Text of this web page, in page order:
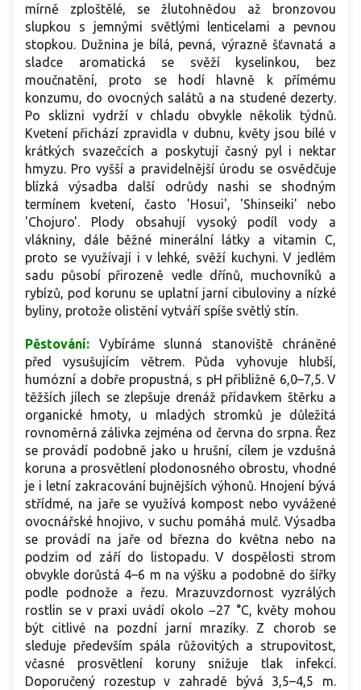
mírně zploštělé, se žlutohnědou až bronzovou
slupkou s jemnými světlými lenticelami a pevnou
stopkou. Dužnina je bílá, pevná, výrazně šťavnatá a
sladce aromatická se svěží kyselinkou, bez
moučnatění, proto se hodí hlavně k přímému
konzumu, do ovocných salátů a na studené dezerty.
Po sklizni vydrží v chladu obvykle několik týdnů.
Kvetení přichází zpravidla v dubnu, květy jsou bílé v
krátkých svazečcích a poskytují časný pyl i nektar
hmyzu. Pro vyšší a pravidelnější úrodu se osvědčuje
blízká výsadba další odrůdy nashi se shodným
termínem kvetení, často 'Hosui', 'Shinseiki' nebo
'Chojuro'. Plody obsahují vysoký podíl vody a
vlákniny, dále běžné minerální látky a vitamin C,
proto se využívají i v lehké, svěží kuchyni. V jedlém
sadu působí přirozeně vedle dřínů, muchovníků a
rybízů, pod korunu se uplatní jarní cibuloviny a nízké
byliny, protože olistění vytváří spíše světlý stín.
Pěstování:
Vybíráme slunná stanoviště chráněné
před vysušujícím větrem. Půda vyhovuje hlubší,
humózní a dobře propustná, s pH přibližně 6,0–7,5. V
těžších jílech se zlepšuje drenáž přídavkem štěrku a
organické hmoty, u mladých stromků je důležitá
rovnoměrná zálivka zejména od června do srpna. Řez
se provádí podobně jako u hrušní, cílem je vzdušná
koruna a prosvětlení plodonosného obrostu, vhodné
je i letní zakracování bujnějších výhonů. Hnojení bývá
střídmé, na jaře se využívá kompost nebo vyvážené
ovocnářské hnojivo, v suchu pomáhá mulč. Výsadba
se provádí na jaře od března do května nebo na
podzim od září do listopadu. V dospělosti strom
obvykle dorůstá 4–6 m na výšku a podobně do šířky
podle podnože a řezu. Mrazuvzdornost vyzrálých
rostlin se v praxi uvádí okolo −27 °C, květy mohou
být citlivé na pozdní jarní mrazíky. Z chorob se
sleduje především spála růžovitých a strupovitost,
včasné prosvětlení koruny snižuje tlak infekcí.
Doporučený rozestup v zahradě bývá 3,5–4,5 m.